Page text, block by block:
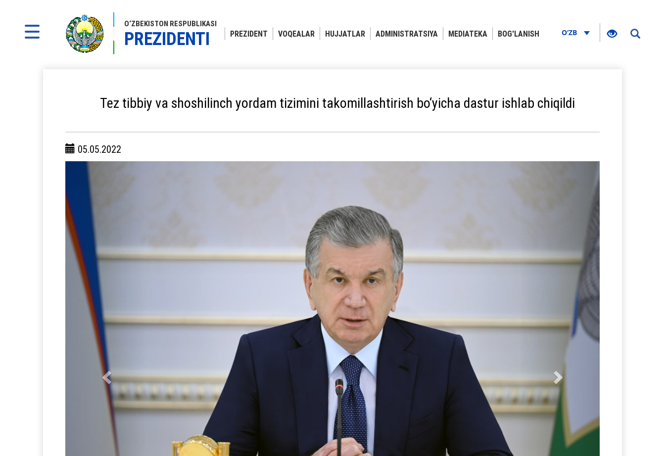
O‘ZBEKISTON RESPUBLIKASI
PREZIDENTI PREZIDENT VOQEALAR HUJJATLAR ADMINISTRATSIYA MEDIATEKA BOG'LANISH O‘ZB
Tez tibbiy va shoshilinch yordam tizimini takomillashtirish bo‘yicha dastur ishlab chiqildi
05.05.2022